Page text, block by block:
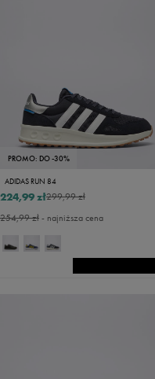
PROMO: DO -30%
ADIDAS RUN 84
299,99 zł
224,99 zł
254,99 zł- najniższa cena